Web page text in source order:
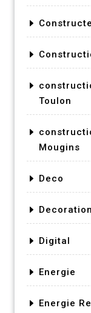
Toulon
Mougins
Deco
Decoration
Digital
Energie
Energie